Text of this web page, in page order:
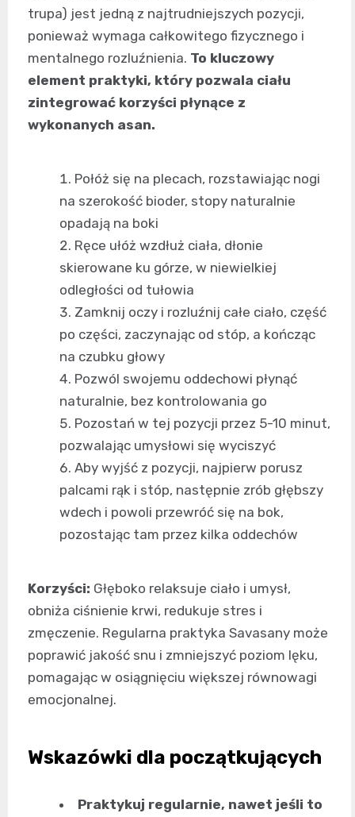
trupa) jest jedną z najtrudniejszych pozycji,
ponieważ wymaga całkowitego fizycznego i
mentalnego rozluźnienia. To kluczowy
element praktyki, który pozwala ciału
zintegrować korzyści płynące z
wykonanych asan.
Połóż się na plecach, rozstawiając nogi
na szerokość bioder, stopy naturalnie
opadają na boki
Ręce ułóż wzdłuż ciała, dłonie
skierowane ku górze, w niewielkiej
odległości od tułowia
Zamknij oczy i rozluźnij całe ciało, część
po części, zaczynając od stóp, a kończąc
na czubku głowy
Pozwól swojemu oddechowi płynąć
naturalnie, bez kontrolowania go
Pozostań w tej pozycji przez 5-10 minut,
pozwalając umysłowi się wyciszyć
Aby wyjść z pozycji, najpierw porusz
palcami rąk i stóp, następnie zrób głębszy
wdech i powoli przewróć się na bok,
pozostając tam przez kilka oddechów
Korzyści: Głęboko relaksuje ciało i umysł,
obniża ciśnienie krwi, redukuje stres i
zmęczenie. Regularna praktyka Savasany może
poprawić jakość snu i zmniejszyć poziom lęku,
pomagając w osiągnięciu większej równowagi
emocjonalnej.
Wskazówki dla początkujących
Praktykuj regularnie, nawet jeśli to